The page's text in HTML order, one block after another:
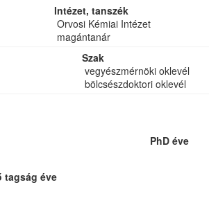
Intézet, tanszék
Orvosi Kémiai Intézet
magántanár
Szak
vegyészmérnöki oklevél
bölcsészdoktori oklevél
PhD éve
tagság éve